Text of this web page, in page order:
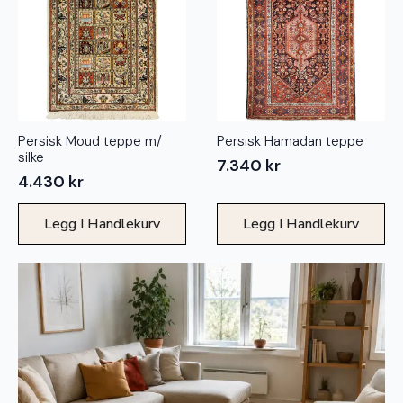
Persisk Moud teppe m/
silke
4.430 kr
Legg I Handlekurv
Persisk Hamadan teppe
7.340 kr
Legg I Handlekurv